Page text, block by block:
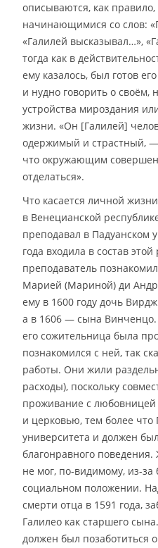
описываются, как
начинающимися со слов:
«Галилей высказывал…»,
тогда как в
ему казалось, был готов
и нудно говорить о своём,
устройства мироздания
жизни. «Он [Галилей]
одержимый и страстный,
что окружающим
отделаться».
Что касается личной
в Венецианской
преподавал в Падуанском
года входила в состав
преподаватель
Марией (Мариной) ди
ему в 1600 году дочь
а в 1606 — сына
его сожительница была
познакомился с ней, так
работы. Они жили
расходы), поскольку
проживание с любовницей
и церковью, тем более
университета и должен
благонравного
не мог, по-видимому, из-
социальном положении.
смерти отца в 1591 года,
Галилео как старшего
должен был позаботиться